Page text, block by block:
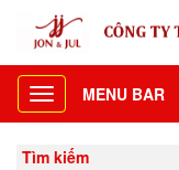
Toggle
navigation
MENU BAR
Tìm kiếm